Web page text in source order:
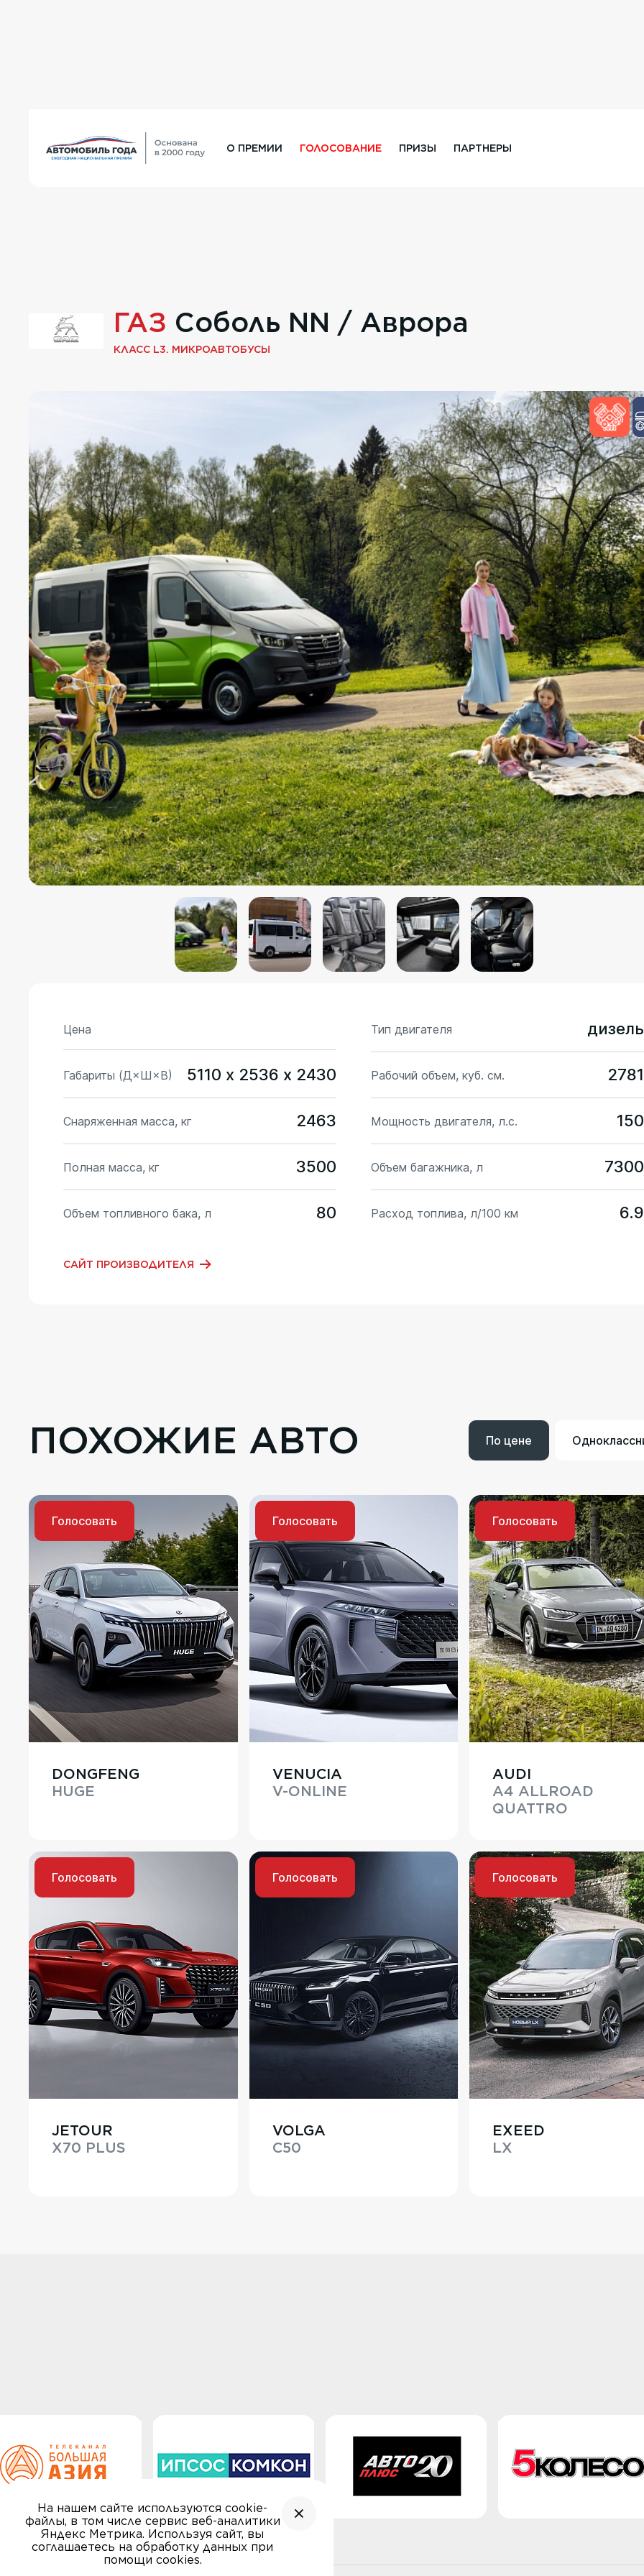
О ПРЕМИИ ГОЛОСОВАНИЕ ПРИЗЫ ПАРТНЕРЫ
ГАЗ Соболь NN / Аврора
КЛАСС L3. МИКРОАВТОБУСЫ
Цена Тип двигателя дизель
Габариты (Д×Ш×В) 5110 х 2536 х 2430 Рабочий объем, куб. см. 2781
Снаряженная масса, кг 2463 Мощность двигателя, л.с. 150
Полная масса, кг 3500 Объем багажника, л 7300
Объем топливного бака, л 80 Расход топлива, л/100 км 6.9
САЙТ ПРОИЗВОДИТЕЛЯ
ПОХОЖИЕ АВТО По цене
Голосовать
DONGFENG
HUGE
Голосовать
VENUCIA
V-ONLINE
Голосовать
AUDI
A4 ALLROAD
QUATTRO
Голосовать
JETOUR
X70 PLUS
Голосовать
VOLGA
C50
Голосовать
EXEED
LX
На нашем сайте используются cookie-
файлы, в том числе сервис веб-аналитики
Яндекс Метрика. Используя сайт, вы
соглашаетесь на обработку данных при
помощи cookies.